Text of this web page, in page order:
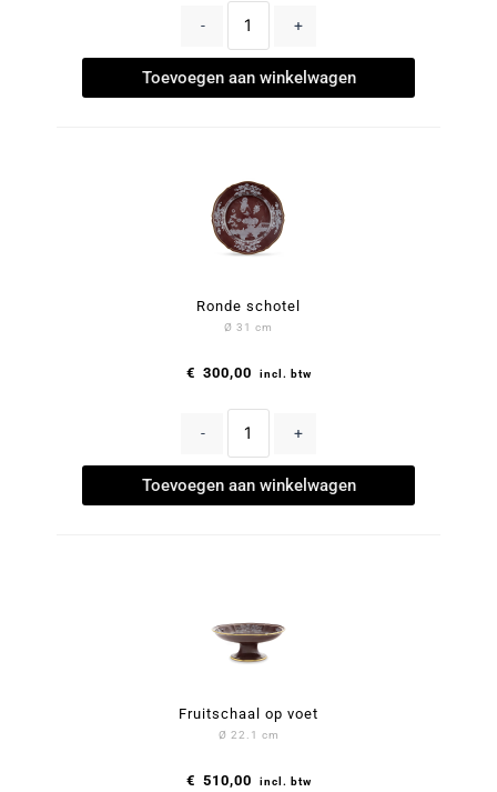
- +
Toevoegen aan winkelwagen
Ronde schotel
Ø 31 cm
€ 300,00 incl. btw
- +
Toevoegen aan winkelwagen
Fruitschaal op voet
Ø 22.1 cm
€ 510,00 incl. btw